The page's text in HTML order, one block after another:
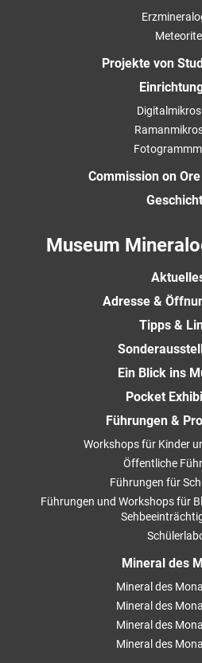
Meteorite
Projekte von
Commission on
Museum
Adresse &
Tipps &
Ein Blick ins
Pocket
Führungen &
Workshops für Kinder
Öffentliche
Führungen für
Führungen und Workshops für
Mineral des
Mineral des
Mineral des
Mineral des
Mineral des